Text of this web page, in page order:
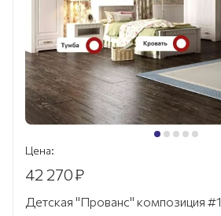
Цена:
42 270₽
Детская "Прованс" композиция #1